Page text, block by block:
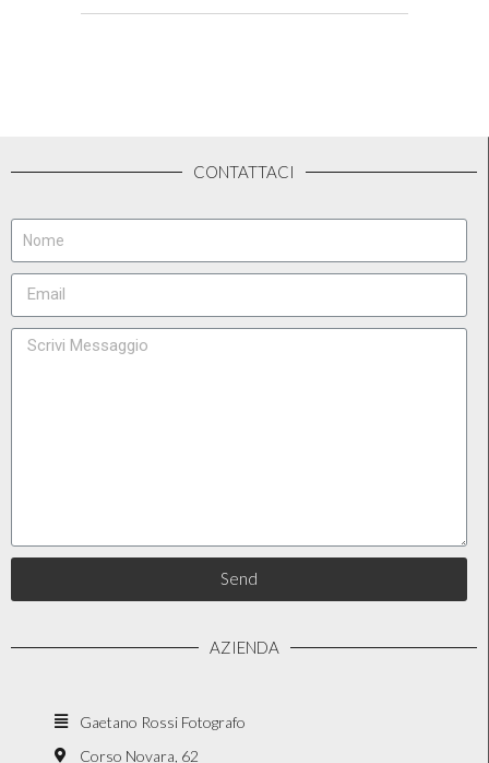
CONTATTACI
Send
AZIENDA
Gaetano Rossi Fotografo
Corso Novara, 62